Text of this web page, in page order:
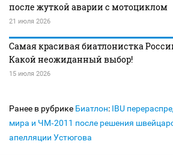
после жуткой аварии с мотоциклом
21 июля 2026
Самая красивая биатлонистка
Какой неожиданный выбор!
15 июля 2026
Ранее в рубрике Биатлон: IBU
мира и ЧМ‑2011 после решения
апелляции Устюгова